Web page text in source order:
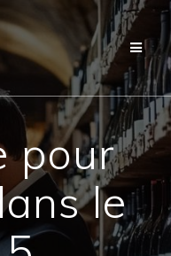
pour
le